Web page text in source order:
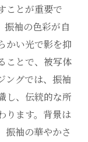
ことが重要で
振袖の色彩が自
かい光で影を抑
ことで、被写体
ングでは、振袖
し、伝統的な所
ります。背景は
振袖の華やかさ